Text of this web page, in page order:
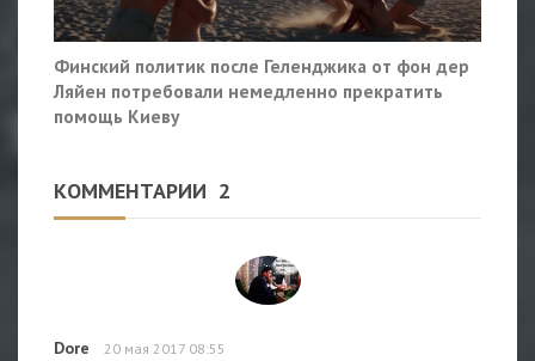
Финский политик после Геленджика от фон дер
Ляйен потребовали немедленно прекратить
помощь Киеву
КОММЕНТАРИИ 2
Dore 20 мая 2017 08:55